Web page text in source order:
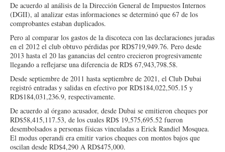
De acuerdo al análisis de la Dirección General de Impuestos Internos
(DGII), al analizar estas informaciones se determinó que 67 de los
comprobantes estaban duplicados.
Pero al comparar los gastos de la discoteca con las declaraciones juradas
en el 2012 el club obtuvo pérdidas por RD$719,949.76. Pero desde
2013 hasta el 20 las ganancias del centro crecieron progresivamente
llegando a reflejarse una diferencia de RD$ 67,943,798.58.
Desde septiembre de 2011 hasta septiembre de 2021, el Club Dubai
registró entradas y salidas en efectivo por RD$184,022,505.15 y
RD$184,031,236.9, respectivamente.
De acuerdo al órgano acusador, desde Dubai se emitieron cheques por
RD$58,415,117.53, de los cuales RD$ 19,575,695.52 fueron
desembolsados a personas físicas vinculadas a Erick Randiel Mosquea.
El modus operandi era emitir varios cheques con montos bajos que
oscilan desde RD$4,290 A RD$475,000.